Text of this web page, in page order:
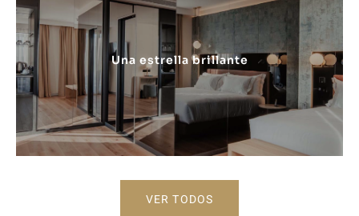
Una estrella brillante
VER TODOS